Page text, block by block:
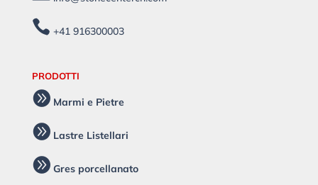
 +41 916300003
PRODOTTI
 Marmi e Pietre
 Lastre Listellari
 Gres porcellanato